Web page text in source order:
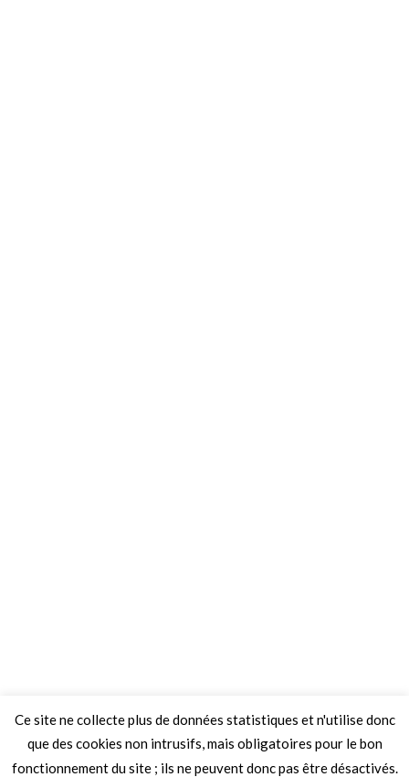
Ce site ne collecte plus de données statistiques et n'utilise donc
que des cookies non intrusifs, mais obligatoires pour le bon
fonctionnement du site ; ils ne peuvent donc pas être désactivés.